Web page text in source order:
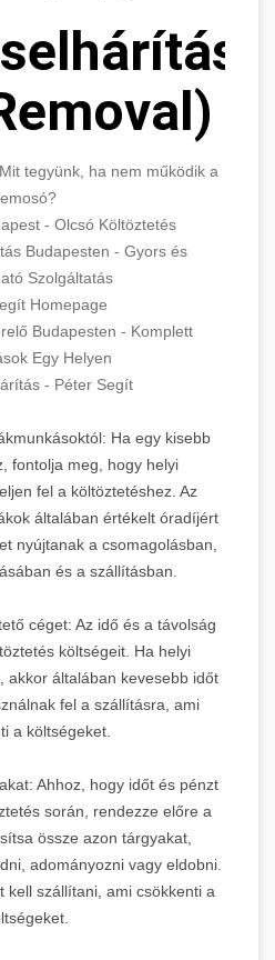
tegyünk, ha nem működik a
- Olcsó Költöztetés
Budapesten - Gyors és
Szolgáltatás
Homepage
Budapesten - Komplett
Egy Helyen
- Péter Segít
Ha egy kisebb
fontolja meg, hogy helyi
fel a költöztetéshez. Az
általában értékelt óradíjért
nyújtanak a csomagolásban,
és a szállításban.
céget: Az idő és a távolság
költségeit. Ha helyi
akkor általában kevesebb időt
fel a szállításra, ami
a költségeket.
Ahhoz, hogy időt és pénzt
során, rendezze előre a
össze azon tárgyakat,
adományozni vagy eldobni.
kell szállítani, ami csökkenti a